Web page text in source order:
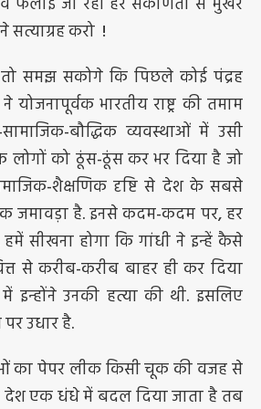
करो !
समझ सकोगे कि पिछले कोई पंद्रह
भारतीय राष्ट्र की तमाम
बौद्धिक व्यवस्थाओं में उसी
लोगों को ठूंस-ठूंस कर भर दिया है जो
शैक्षणिक दृष्टि से देश के सबसे
जमावड़ा है. इनसे कदम-कदम पर, हर
हमें सीखना होगा कि गांधी ने इन्हें कैसे
से करीब-करीब बाहर ही कर दिया
इन्होंने उनकी हत्या की थी. इसलिए
उधार है.
का पेपर लीक किसी चूक की वजह से
देश एक धंधे में बदल दिया जाता है तब